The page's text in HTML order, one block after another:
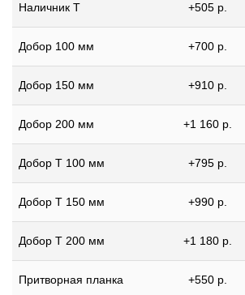
Наличник Т +505 р.
Добор 100 мм +700 р.
Добор 150 мм +910 р.
Добор 200 мм +1 160 р.
Добор Т 100 мм +795 р.
Добор Т 150 мм +990 р.
Добор Т 200 мм +1 180 р.
Притворная планка +550 р.